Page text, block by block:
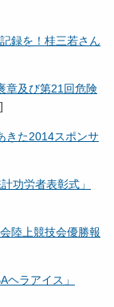
録を！桂三若さん
章及び第21回危険
]
きた2014スポンサ
功労者表彰式」
陸上競技会優勝報
ラアイス」